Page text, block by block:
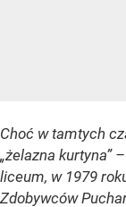
Choć w tamtych
„żelazna kurtyna”
liceum, w 1979
Zdobywców